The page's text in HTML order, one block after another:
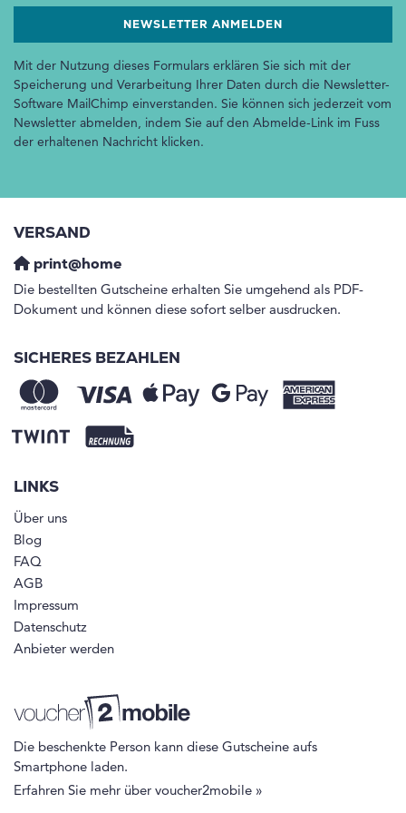
Mit der Nutzung dieses Formulars erklären Sie sich mit der
Speicherung und Verarbeitung Ihrer Daten durch die Newsletter-
Software MailChimp einverstanden. Sie können sich jederzeit vom
Newsletter abmelden, indem Sie auf den Abmelde-Link im Fuss
der erhaltenen Nachricht klicken.
VERSAND
print@home
Die bestellten Gutscheine erhalten Sie umgehend als PDF-
Dokument und können diese sofort selber ausdrucken.
SICHERES BEZAHLEN
LINKS
Über uns
Blog
FAQ
AGB
Impressum
Datenschutz
Anbieter werden
Die beschenkte Person kann diese Gutscheine aufs
Smartphone laden.
Erfahren Sie mehr über voucher2mobile »